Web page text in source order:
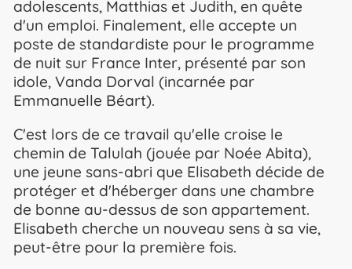
adolescents, Matthias et Judith, en quête
d'un emploi. Finalement, elle accepte un
poste de standardiste pour le programme
de nuit sur France Inter, présenté par son
idole, Vanda Dorval (incarnée par
Emmanuelle Béart).
C'est lors de ce travail qu'elle croise le
chemin de Talulah (jouée par Noée Abita),
une jeune sans-abri que Elisabeth décide de
protéger et d'héberger dans une chambre
de bonne au-dessus de son appartement.
Elisabeth cherche un nouveau sens à sa vie,
peut-être pour la première fois.